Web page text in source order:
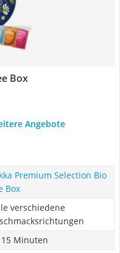
Box
Angebote
Premium Selection Bio
Box
verschiedene
15 Minuten